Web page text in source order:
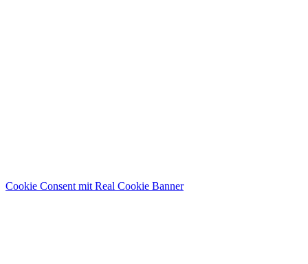
Cookie Consent mit Real Cookie Banner